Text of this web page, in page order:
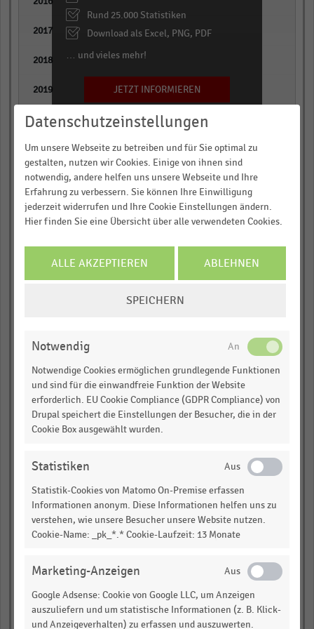
empty
empty
davon Bau-, Heimwerker- und
Gartenmärkte
empty
empty
empty
empty
davon sonstige
branchenfremde Anbieter
empty
empty
Rund 25.000 Statistiken
Download als Excel, PNG, PDF
… und vieles mehr!
JETZT INFORMIEREN
Datenschutzeinstellungen
Um unsere Webseite zu betreiben und für Sie optimal zu
gestalten, nutzen wir Cookies. Einige von ihnen sind
notwendig, andere helfen uns unsere Webseite und Ihre
Erfahrung zu verbessern. Sie können Ihre Einwilligung
jederzeit widerrufen und Ihre Cookie Einstellungen ändern.
Hier finden Sie eine Übersicht über alle verwendeten Cookies.
ALLE AKZEPTIEREN ABLEHNEN
SPEICHERN
Notwendig
Notwendige Cookies ermöglichen grundlegende Funktionen
und sind für die einwandfreie Funktion der Website
erforderlich. EU Cookie Compliance (GDPR Compliance) von
Drupal speichert die Einstellungen der Besucher, die in der
Cookie Box ausgewählt wurden.
Statistiken
Statistik-Cookies von Matomo On-Premise erfassen
Informationen anonym. Diese Informationen helfen uns zu
verstehen, wie unsere Besucher unsere Website nutzen.
Cookie-Name: _pk_*.* Cookie-Laufzeit: 13 Monate
Marketing-Anzeigen
Google Adsense: Cookie von Google LLC, um Anzeigen
auszuliefern und um statistische Informationen (z. B. Klick-
und Anzeigeverhalten) zu erfassen und auszuwerten.